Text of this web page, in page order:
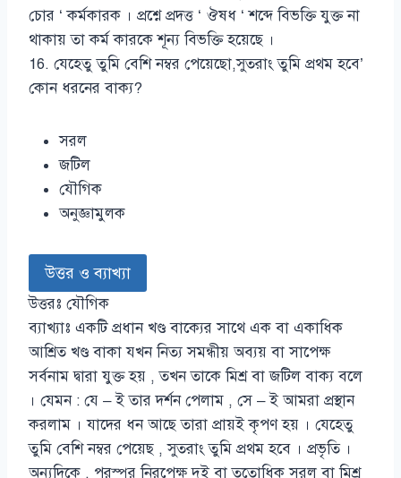
চোর ‘ কর্মকারক । প্রশ্নে প্রদত্ত ‘ ঔষধ ‘ শব্দে বিভক্তি যুক্ত না
থাকায় তা কর্ম কারকে শূন্য বিভক্তি হয়েছে ।
16. যেহেতু তুমি বেশি নম্বর পেয়েছো,সুতরাং তুমি প্রথম হবে’
কোন ধরনের বাক্য?
সরল
জটিল
যৌগিক
অনুজ্ঞামুলক
উত্তর ও ব্যাখ্যা
উত্তরঃ যৌগিক
ব্যাখ্যাঃ একটি প্রধান খণ্ড বাক্যের সাথে এক বা একাধিক
আশ্রিত খণ্ড বাকা যখন নিত্য সমন্ধীয় অব্যয় বা সাপেক্ষ
সর্বনাম দ্বারা যুক্ত হয় , তখন তাকে মিশ্র বা জটিল বাক্য বলে
। যেমন : যে – ই তার দর্শন পেলাম , সে – ই আমরা প্রস্থান
করলাম । যাদের ধন আছে তারা প্রায়ই কৃপণ হয় । যেহেতু
তুমি বেশি নম্বর পেয়েছ , সুতরাং তুমি প্রথম হবে । প্রভৃতি ।
অন্যদিকে , পরস্পর নিরপেক্ষ দুই বা ততোধিক সরল বা মিশ্র